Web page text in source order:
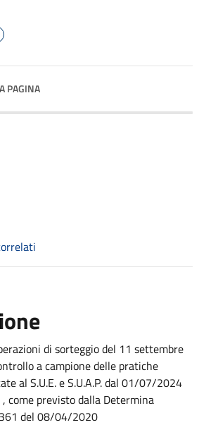
PAGINA
di sorteggio del 11 settembre
a campione delle pratiche
al S.U.E. e S.U.A.P. dal 01/07/2024
previsto dalla Determina
del 08/04/2020